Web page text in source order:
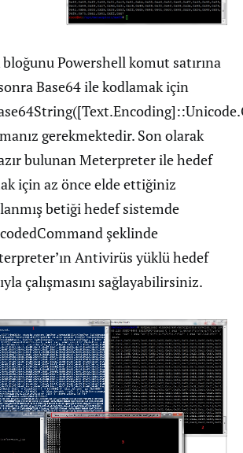
Powershell komut satırına
Base64 ile kodlamak için
gerekmektedir. Son olarak
bulunan Meterpreter ile hedef
için az önce elde ettiğiniz
betiği hedef sistemde
şeklinde
Antivirüs yüklü hedef
çalışmasını sağlayabilirsiniz.